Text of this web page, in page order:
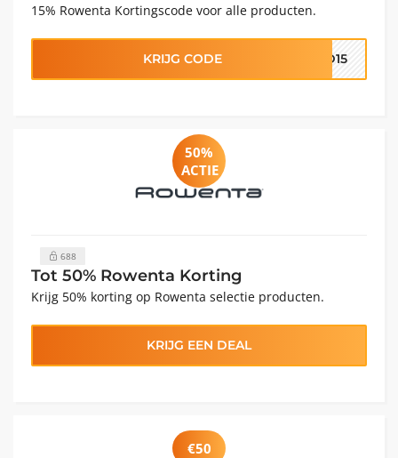
15% Rowenta Kortingscode voor alle producten.
KRIJG CODE ND15
50%
ACTIE
688
Tot 50% Rowenta Korting
Krijg 50% korting op Rowenta selectie producten.
KRIJG EEN DEAL
€50